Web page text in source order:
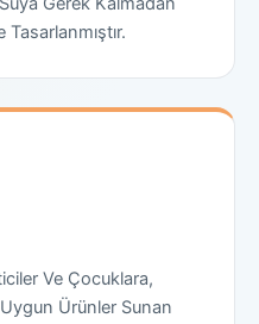
Tasarlanmıştır.
Ve Çocuklara,
Ürünler Sunan